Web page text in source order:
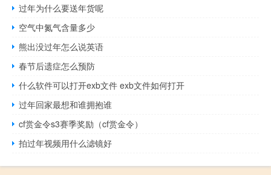
过年为什么要送年货呢
空气中氮气含量多少
熊出没过年怎么说英语
春节后遗症怎么预防
什么软件可以打开exb文件 exb文件如何打开
过年回家最想和谁拥抱谁
cf赏金令s3赛季奖励（cf赏金令）
拍过年视频用什么滤镜好